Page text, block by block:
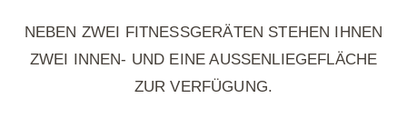
NEBEN ZWEI FITNESSGERÄTEN STEHEN IHNEN
ZWEI INNEN- UND EINE AUSSENLIEGEFLÄCHE Z
UR VERFÜGUNG.